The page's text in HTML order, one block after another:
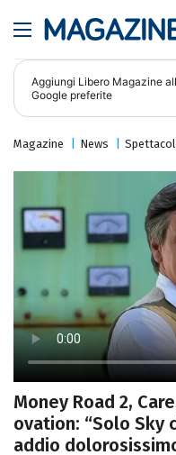
Aggiungi Libero Magazine
Google preferite
Magazine News
Money Road 2,
ovation: “Solo Sky
addio